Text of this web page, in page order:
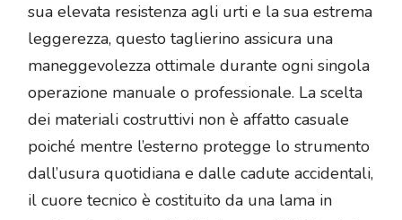
sua elevata resistenza agli urti e la sua estrema
leggerezza, questo taglierino assicura una
maneggevolezza ottimale durante ogni singola
operazione manuale o professionale. La scelta
dei materiali costruttivi non è affatto casuale
poiché mentre l’esterno protegge lo strumento
dall’usura quotidiana e dalle cadute accidentali,
il cuore tecnico è costituito da una lama in